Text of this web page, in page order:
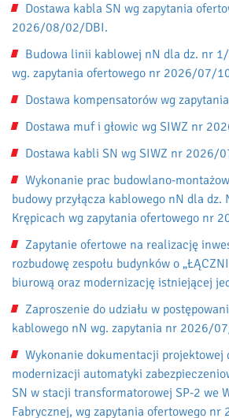
Dostawa kabla SN wg zapytania
2026/08/02/DBI.
Budowa linii kablowej nN dla dz. nr
wg. zapytania ofertowego nr 2026/07/
Dostawa kompensatorów wg
Dostawa muf i głowic wg SIWZ nr
Dostawa kabli SN wg SIWZ nr 2026/
Wykonanie prac budowlano-
budowy przyłącza kablowego nN dla
Krępicach wg zapytania ofertowego nr
Zapytanie ofertowe na realizację
rozbudowę zespołu budynków o
biurową oraz modernizację istniejącej
Zaproszenie do udziału w
kablowego nN wg. zapytania nr 2026/
Wykonanie dokumentacji projektowej
modernizacji automatyki
SN w stacji transformatorowej SP-2 we
Fabrycznej, wg zapytania ofertowego